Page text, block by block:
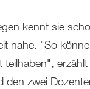
kennt sie
nahe. "So
den zwei